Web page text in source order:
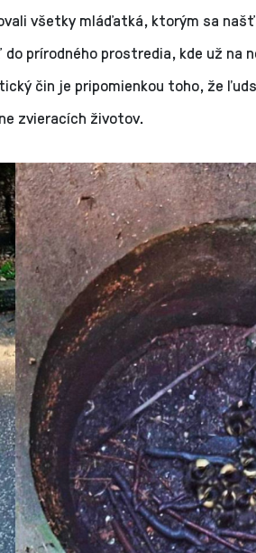
všetky mláďatká, ktorým sa
prírodného prostredia, kde už na
čin je pripomienkou toho, že
zvieracích životov.